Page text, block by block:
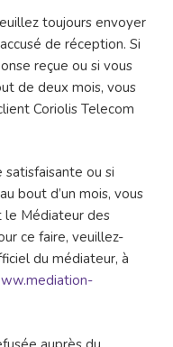
toujours envoyer
de réception. Si
reçue ou si vous
de deux mois, vous
Coriolis Telecom
satisfaisante ou si
bout d’un mois, vous
Médiateur des
ce faire, veuillez-
du médiateur, à